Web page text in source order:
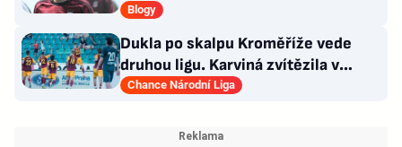
zareagovat
Blogy
Dukla po skalpu Kroměříže vede
druhou ligu. Karviná zvítězila v
Prostějově, remíza Ústí
Chance Národní Liga